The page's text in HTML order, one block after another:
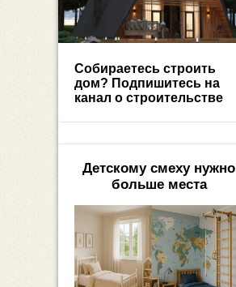
Собираетесь строить
дом? Подпишитесь на
канал о строительстве
Детскому смеху нужно
больше места